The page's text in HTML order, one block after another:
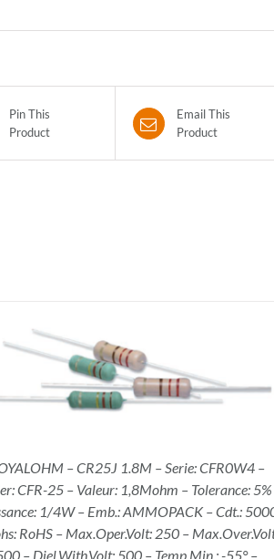
Pin This
Product
Email This
Product
– CR25J 1.8M – Serie: CFR0W4 –
CFR-25 – Valeur: 1,8Mohm – Tolerance:
1/4W – Emb.: AMMOPACK – Cdt.:
RoHS – Max.Oper.Volt: 250 –
– Diel.With.Volt: 500 – Temp.Min.: -55° –